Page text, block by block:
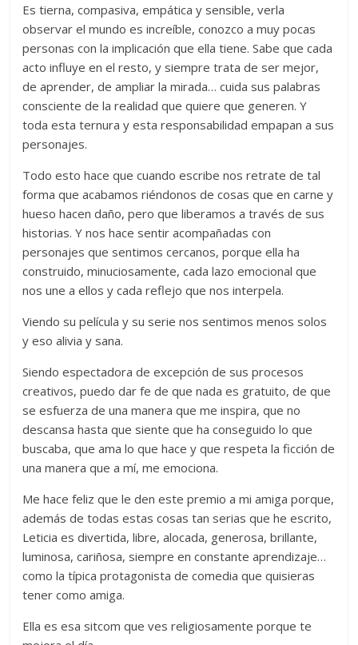
Es tierna, compasiva, empática y sensible, verla
observar el mundo es increíble, conozco a muy pocas
personas con la implicación que ella tiene. Sabe que cada
acto influye en el resto, y siempre trata de ser mejor,
de aprender, de ampliar la mirada… cuida sus palabras
consciente de la realidad que quiere que generen. Y
toda esta ternura y esta responsabilidad empapan a sus
personajes.
Todo esto hace que cuando escribe nos retrate de tal
forma que acabamos riéndonos de cosas que en carne y
hueso hacen daño, pero que liberamos a través de sus
historias. Y nos hace sentir acompañadas con
personajes que sentimos cercanos, porque ella ha
construido, minuciosamente, cada lazo emocional que
nos une a ellos y cada reflejo que nos interpela.
Viendo su película y su serie nos sentimos menos solos
y eso alivia y sana.
Siendo espectadora de excepción de sus procesos
creativos, puedo dar fe de que nada es gratuito, de que
se esfuerza de una manera que me inspira, que no
descansa hasta que siente que ha conseguido lo que
buscaba, que ama lo que hace y que respeta la ficción de
una manera que a mí, me emociona.
Me hace feliz que le den este premio a mi amiga porque,
además de todas estas cosas tan serias que he escrito,
Leticia es divertida, libre, alocada, generosa, brillante,
luminosa, cariñosa, siempre en constante aprendizaje…
como la típica protagonista de comedia que quisieras
tener como amiga.
Ella es esa sitcom que ves religiosamente porque te